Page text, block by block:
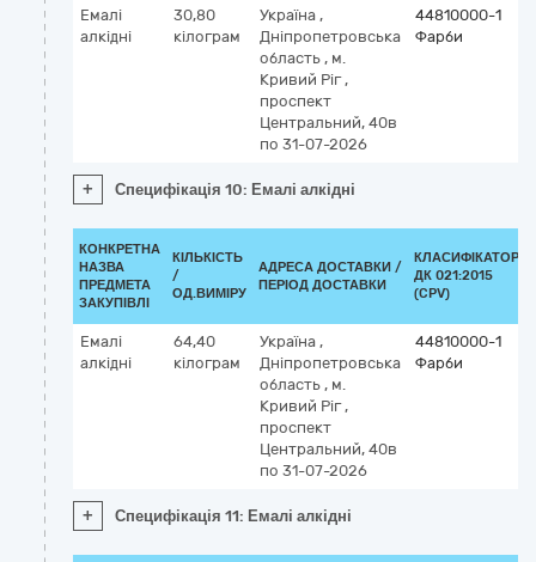
Емалі
алкідні
30,80
кілограм
Україна ,
Дніпропетровська
область , м.
Кривий Ріг,
проспект
Центральний, 40в
по 31-07-2026
44810000-1
Фарби
+ Специфікація 10: Емалі алкідні
КОНКРЕТНА
НАЗВА
ПРЕДМЕТА
ЗАКУПІВЛІ
КІЛЬКІСТЬ
/
ОД.ВИМІРУ
АДРЕСА ДОСТАВКИ /
ПЕРІОД ДОСТАВКИ
КЛАСИФІКАТОР
ДК 021:2015
(CPV)
Емалі
алкідні
64,40
кілограм
Україна ,
Дніпропетровська
область , м.
Кривий Ріг,
проспект
Центральний, 40в
по 31-07-2026
44810000-1
Фарби
+ Специфікація 11: Емалі алкідні